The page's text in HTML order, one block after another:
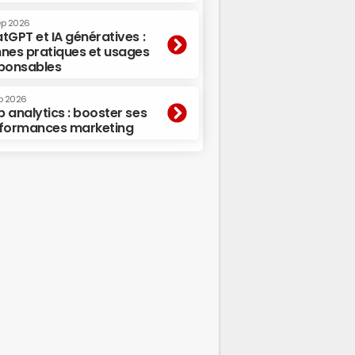
2026
et IA génératives :
pratiques et usages
2026
analytics : booster ses
marketing